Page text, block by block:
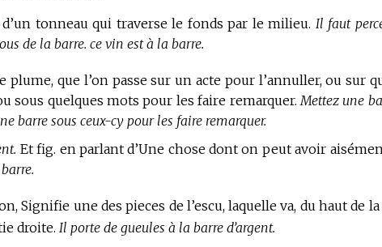
d’un tonneau qui traverse le fonds par le milieu. Il faut
de la barre. ce vin est à la barre.
plume, que l’on passe sur un acte pour l’annuller, ou sur
sous quelques mots pour les faire remarquer. Mettez une
barre sous ceux-cy pour les faire remarquer.
Et fig. en parlant d’Une chose dont on peut avoir
barre.
Signifie une des pieces de l’escu, laquelle va, du haut de
droite. Il porte de gueules à la barre d’argent.